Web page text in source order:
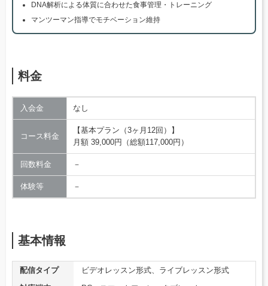
DNA解析による体質に合わせた食事管理・トレーニング
マンツーマン指導でモチベーション維持
料金
入会金 なし
コース料金
【基本プラン（3ヶ月12回）】
月額 39,000円（総額117,000円）
回数料金 －
体験等 －
基本情報
配信タイプ
ビデオレッスン形式、ライブレッスン形式